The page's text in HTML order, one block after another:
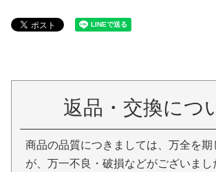
返品・交換につ
商品の品質につきましては、万全を
が、万一不良・破損などがございま